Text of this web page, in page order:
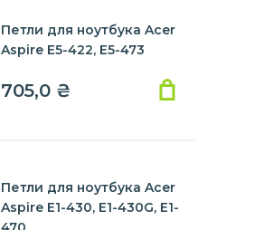
Петли для ноутбука Acer
Aspire E5-422, E5-473
705,0 ₴
Петли для ноутбука Acer
Aspire E1-430, E1-430G, E1-